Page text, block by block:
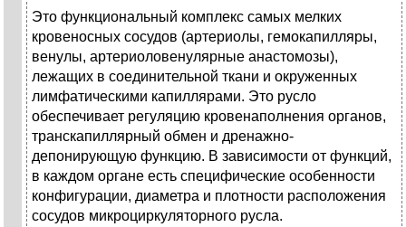
Это функциональный комплекс самых мелких
кровеносных сосудов (артериолы, гемокапилляры,
венулы, артериоловенулярные анастомозы),
лежащих в соединительной ткани и окруженных
лимфатическими капиллярами. Это русло
обеспечивает регуляцию кровенаполнения органов,
транскапиллярный обмен и дренажно-
депонирующую функцию. В зависимости от функций,
в каждом органе есть специфические особенности
конфигурации, диаметра и плотности расположения
сосудов микроциркуляторного русла.